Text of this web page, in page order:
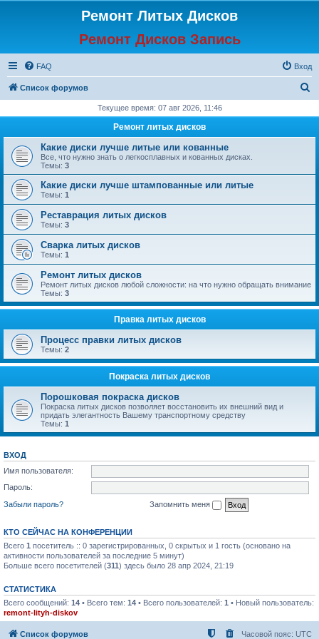
Ремонт Литых Дисков
Ремонт Дисков Запись
FAQ Вход
Список форумов
с
Текущее время: 07 авг 2026, 11:46
Ремонт литых дисков
Какие диски лучше литые или кованные
Все, что нужно знать о легкосплавных и кованных дисках.
Темы: 3
Какие диски лучше штампованные или литые
Темы: 1
Реставрация литых дисков
Темы: 3
Сварка литых дисков
Темы: 1
Ремонт литых дисков
Ремонт литых дисков любой сложности: на что нужно обращать внимание
Темы: 3
Правка литых дисков
Процесс правки литых дисков
Темы: 2
Покраска литых дисков
Порошковая покраска дисков
Покраска литых дисков позволяет восстановить их внешний вид и
придать элегантность Вашему транспортному средству
Темы: 1
ВХОД
Имя пользователя:
Пароль:
Забыли пароль?
Запомнить меня
КТО СЕЙЧАС НА КОНФЕРЕНЦИИ
Всего 1 посетитель :: 0 зарегистрированных, 0 скрытых и 1 гость (основано на
активности пользователей за последние 5 минут)
Больше всего посетителей (311) здесь было 28 апр 2024, 21:19
СТАТИСТИКА
Всего сообщений: 14 • Всего тем: 14 • Всего пользователей: 1 • Новый пользователь:
remont-lityh-diskov
Список форумов Часовой пояс: UTC